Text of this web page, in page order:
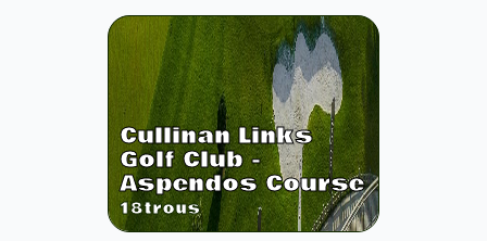
Cullinan Links
Golf Club -
Aspendos Course
18trous